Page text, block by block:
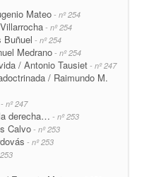
Mateo - nº 254
- nº 254
Buñuel - nº 254
Medrano - nº 254
/ Antonio Tausiet - nº 247
/ Raimundo M.
- nº 247
derecha… - nº 253
Calvo - nº 253
- nº 253